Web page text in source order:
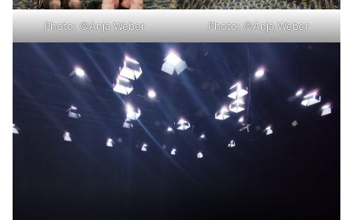
Photo: ©Anja Weber Photo: ©Anja Weber